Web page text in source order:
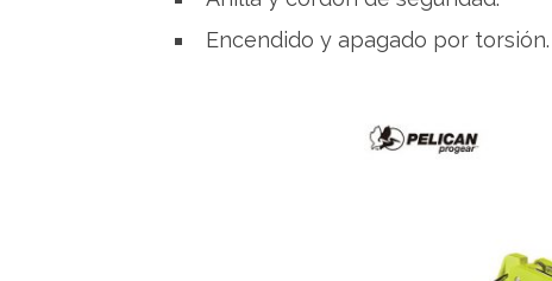
Encendido y apagado por torsión.